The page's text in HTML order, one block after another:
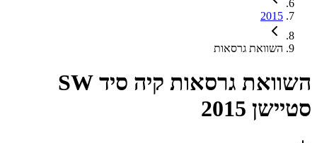
2015
השוואת גרסאות
השוואת גרסאות
קיה סיד SW
סטיישן 2015